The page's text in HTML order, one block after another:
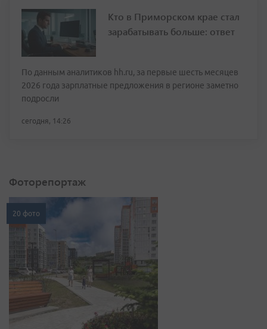
Кто в Приморском крае стал
зарабатывать больше: ответ
По данным аналитиков hh.ru, за первые шесть месяцев
2026 года зарплатные предложения в регионе заметно
подросли
сегодня, 14:26
Фоторепортаж
20 фото